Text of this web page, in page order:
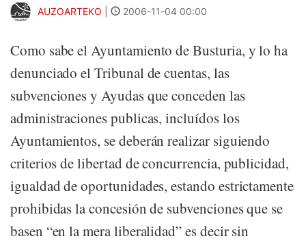
AUZOARTEKO 2006-11-04 00:00
Como sabe el Ayuntamiento de Busturia, y lo ha
denunciado el Tribunal de cuentas, las
subvenciones y Ayudas que conceden las
administraciones publicas, incluídos los
Ayuntamientos, se deberán realizar siguiendo
criterios de libertad de concurrencia, publicidad,
igualdad de oportunidades, estando estrictamente
prohibidas la concesión de subvenciones que se
basen “en la mera liberalidad” es decir sin